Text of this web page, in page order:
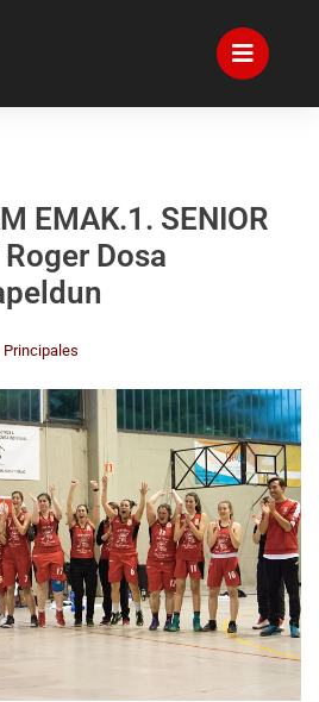
EMAK.1. SENIOR
Dosa
Principales